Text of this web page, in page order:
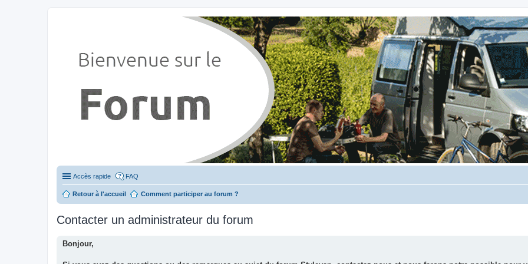
Stylevan - Vans aménagés
Accès rapide FAQ
Retour à l'accueil Comment participer au forum ?
Contacter un administrateur du forum
Bonjour,